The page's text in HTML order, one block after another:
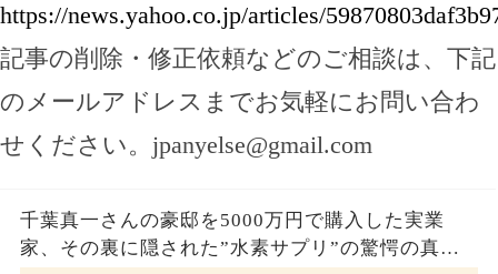
https://news.yahoo.co.jp/articles/
記事の削除・修正依頼などのご相談は、下記
のメールアドレスまでお気軽にお問い合わ
せください。 jpanyelse@gmail.com
千葉真一さんの豪邸を5000万円で購入した実業
家、その裏に隠された”水素サプリ”の驚愕の真実